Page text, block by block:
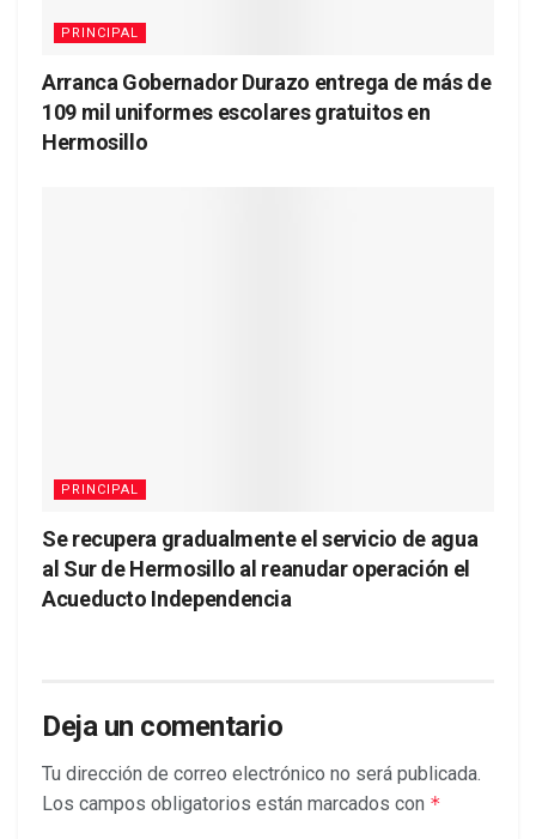
PRINCIPAL
Arranca Gobernador Durazo entrega de más de
109 mil uniformes escolares gratuitos en
Hermosillo
PRINCIPAL
Se recupera gradualmente el servicio de agua
al Sur de Hermosillo al reanudar operación el
Acueducto Independencia
Deja un comentario
Tu dirección de correo electrónico no será publicada.
Los campos obligatorios están marcados con *